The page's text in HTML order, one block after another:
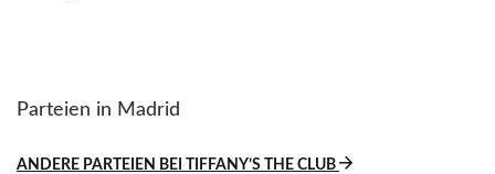
Parteien in Madrid
ANDERE PARTEIEN BEI TIFFANY’S THE CLUB